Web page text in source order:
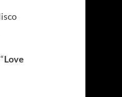
Love